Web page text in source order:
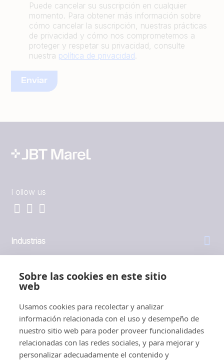
Sobre las cookies en este sitio
web
Usamos cookies para recolectar y analizar
información relacionada con el uso y desempeño de
nuestro sitio web para poder proveer funcionalidades
relacionadas con las redes sociales, y para mejorar y
personalizar adecuadamente el contenido y
Puede cancelar su suscripción en cualquier
momento. Para obtener más información sobre
cómo cancelar la suscripción, nuestras prácticas
de privacidad y cómo nos comprometemos a
proteger y respetar su privacidad, consulte
nuestra política de privacidad.
Follow us
Industrias
Inversores